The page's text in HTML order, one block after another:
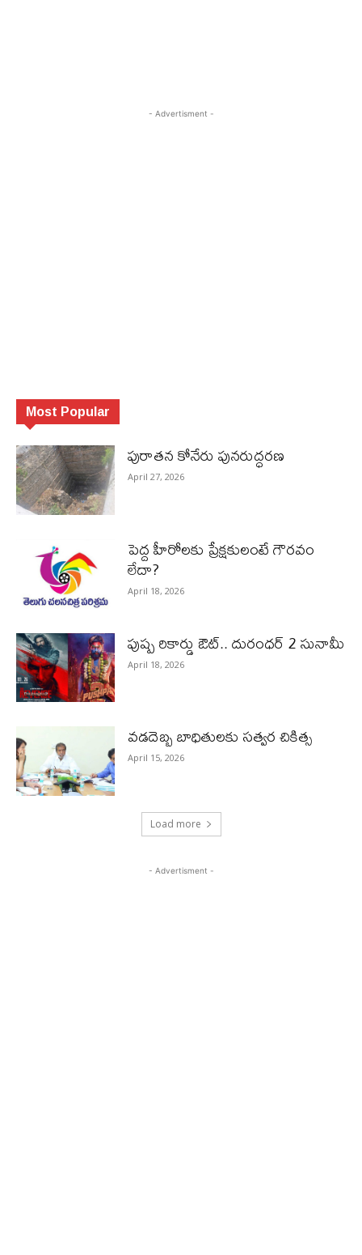
- Advertisment -
Most Popular
పురాత‌న కోనేరు పున‌రుద్ధ‌ర‌ణ
April 27, 2026
పెద్ద హీరోల‌కు ప్రేక్ష‌కులంటే గౌర‌వం
లేదా?
April 18, 2026
పుష్ప రికార్డు ఔట్‌.. దురంధ‌ర్ 2 సునామీ
April 18, 2026
వడదెబ్బ బాధితులకు సత్వర చికిత్స
April 15, 2026
Load more
- Advertisment -